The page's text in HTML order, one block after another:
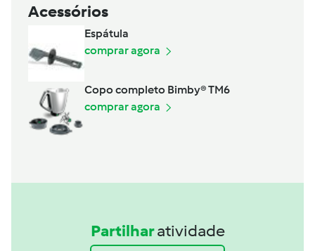
Acessórios
Espátula
comprar agora
Copo completo Bimby® TM6
comprar agora
Partilharatividade